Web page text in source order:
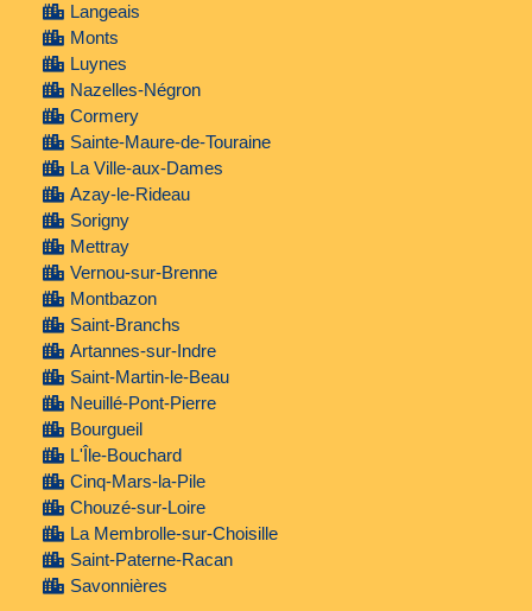
Langeais
Monts
Luynes
Nazelles-Négron
Cormery
Sainte-Maure-de-Touraine
La Ville-aux-Dames
Azay-le-Rideau
Sorigny
Mettray
Vernou-sur-Brenne
Montbazon
Saint-Branchs
Artannes-sur-Indre
Saint-Martin-le-Beau
Neuillé-Pont-Pierre
Bourgueil
L'Île-Bouchard
Cinq-Mars-la-Pile
Chouzé-sur-Loire
La Membrolle-sur-Choisille
Saint-Paterne-Racan
Savonnières